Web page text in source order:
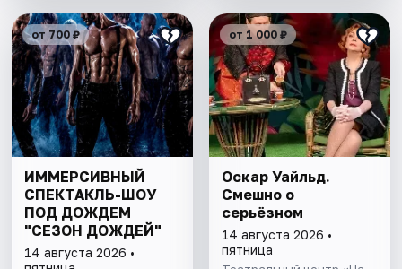
от 700 ₽
ИММЕРСИВНЫЙ
СПЕКТАКЛЬ-ШОУ
ПОД ДОЖДЕМ
"СЕЗОН ДОЖДЕЙ"
14 августа 2026 •
от 1 000 ₽
Оскар Уайльд.
Смешно о
серьёзном
14 августа 2026 •
пятница